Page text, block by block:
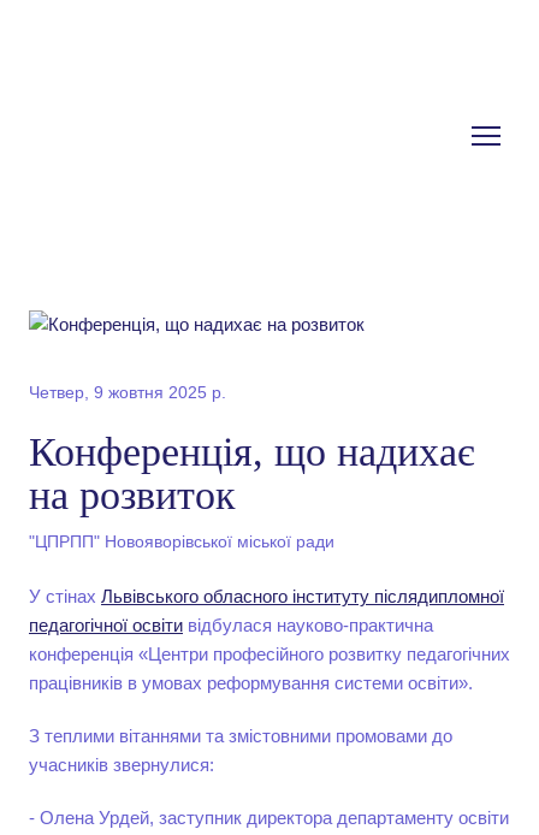
Четвер, 9 жовтня 2025 р.
Конференція, що надихає
на розвиток
"ЦПРПП" Новояворівської міської ради
У стінах Львівського обласного інституту післядипломної
педагогічної освіти відбулася науково-практична
конференція «Центри професійного розвитку педагогічних
працівників в умовах реформування системи освіти».
З теплими вітаннями та змістовними промовами до
учасників звернулися:
- Олена Урдей, заступник директора департаменту освіти